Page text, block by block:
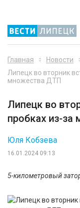
Главная Новости
Липецк во вторник
множества ДТП
Липецк во
пробках из-
16.01.2024 09:13
Юля Кобзева
5-километровый